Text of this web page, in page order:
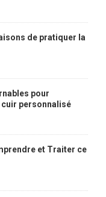
de pratiquer la
pour
personnalisé
et Traiter ce